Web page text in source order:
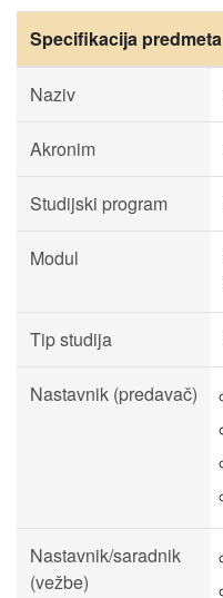
Specifikacija predmeta
Naziv
Akronim
Studijski program
Modul
Tip studija
Nastavnik (predavač)
Nastavnik/saradnik
(vežbe)